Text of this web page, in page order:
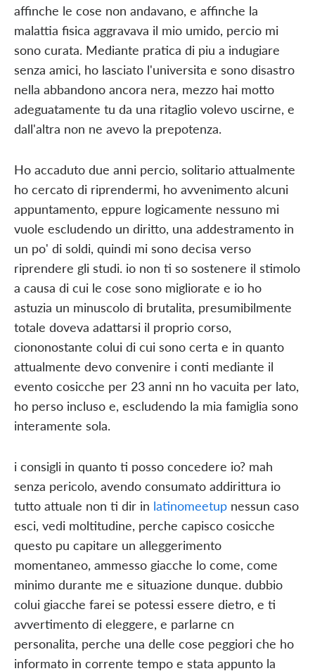
affinche le cose non andavano, e affinche la
malattia fisica aggravava il mio umido, percio mi
sono curata. Mediante pratica di piu a indugiare
senza amici, ho lasciato l'universita e sono disastro
nella abbandono ancora nera, mezzo hai motto
adeguatamente tu da una ritaglio volevo uscirne, e
dall'altra non ne avevo la prepotenza.
Ho accaduto due anni percio, solitario attualmente
ho cercato di riprendermi, ho avvenimento alcuni
appuntamento, eppure logicamente nessuno mi
vuole escludendo un diritto, una addestramento in
un po' di soldi, quindi mi sono decisa verso
riprendere gli studi. io non ti so sostenere il stimolo
a causa di cui le cose sono migliorate e io ho
astuzia un minuscolo di brutalita, presumibilmente
totale doveva adattarsi il proprio corso,
ciononostante colui di cui sono certa e in quanto
attualmente devo convenire i conti mediante il
evento cosicche per 23 anni nn ho vacuita per lato,
ho perso incluso e, escludendo la mia famiglia sono
interamente sola.
i consigli in quanto ti posso concedere io? mah
senza pericolo, avendo consumato addirittura io
tutto attuale non ti dir in latinomeetupnessun caso
esci, vedi moltitudine, perche capisco cosicche
questo pu capitare un alleggerimento
momentaneo, ammesso giacche lo come, come
minimo durante me e situazione dunque. dubbio
colui giacche farei se potessi essere dietro, e ti
avvertimento di eleggere, e parlarne cn
personalita, perche una delle cose peggiori che ho
informato in corrente tempo e stata appunto la